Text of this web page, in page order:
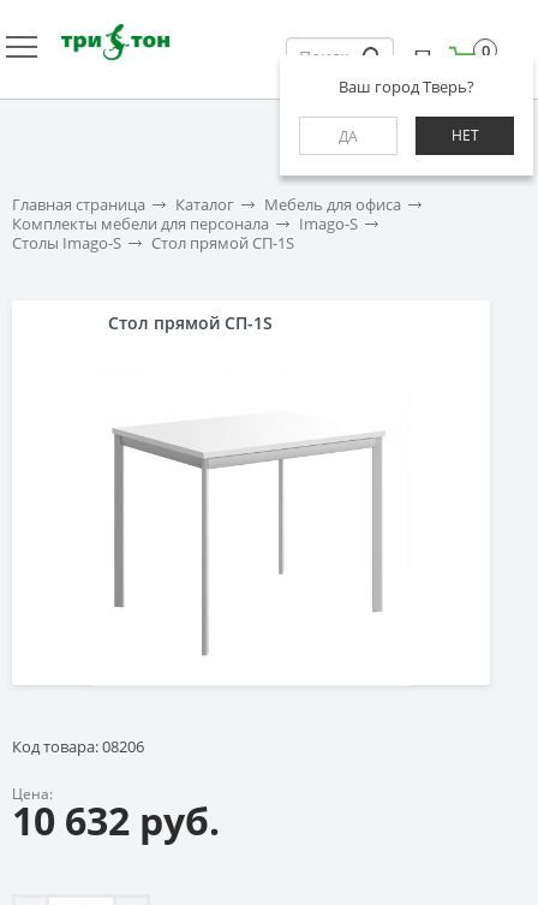
Ваш город Тверь?
ДА НЕТ
0
Главная страница Каталог
Мебель для офиса
Комплекты мебели для персонала
Imago-S
Столы Imago-S
Стол прямой СП-1S
Стол прямой СП-1S
Код товара: 08206
Цена:
10 632 руб.